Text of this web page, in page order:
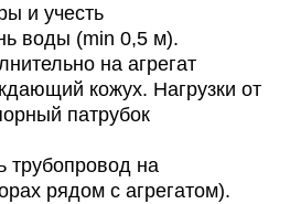
и учесть
воды (min 0,5 м).
на агрегат
кожух. Нагрузки от
патрубок
трубопровод на
рядом с агрегатом).